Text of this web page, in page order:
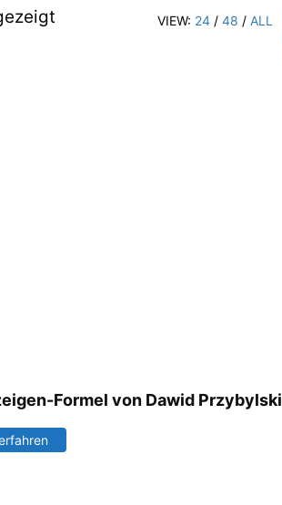
VIEW: 24 / 48 / ALL
Formel von Dawid Przybylski